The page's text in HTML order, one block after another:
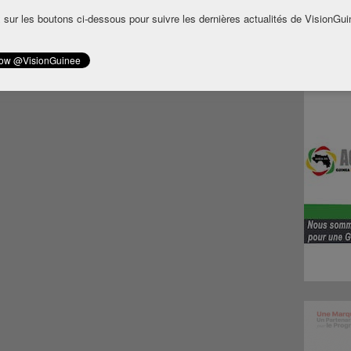
sur les boutons ci-dessous pour suivre les dernières actualités de